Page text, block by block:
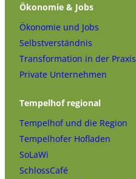
Ökonomie & Jobs
Ökonomie und Jobs
Selbstverständnis
Transformation in der Praxis
Private Unternehmen
Tempelhof regional
Tempelhof und die Region
Tempelhofer Hofladen
SoLaWi
SchlossCafé